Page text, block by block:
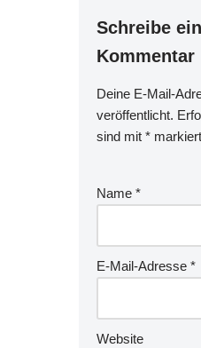
Schreibe
Kommentar
Deine E-Mail-
veröffentlicht.
sind mit * markiert
Name *
E-Mail-Adresse *
Website